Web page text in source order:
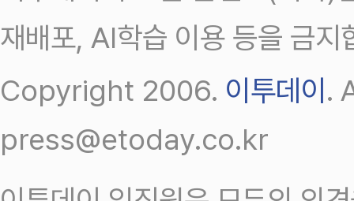
재배포, AI학습 이용 등을 금지
Copyright 2006. 이투데이.
press@etoday.co.kr